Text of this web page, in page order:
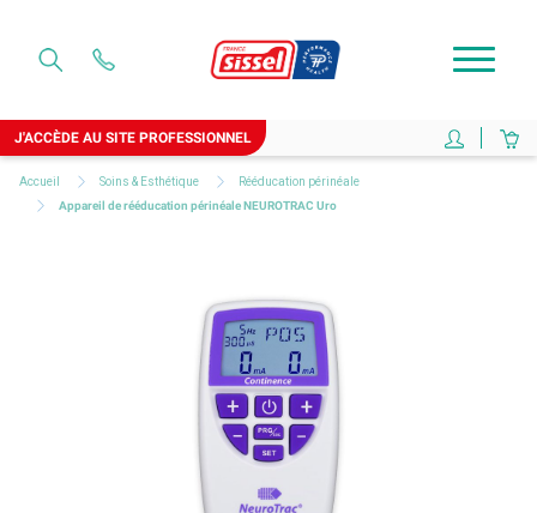
J'ACCÈDE AU SITE PROFESSIONNEL
Accueil Soins & Esthétique
Rééducation périnéale
Appareil de rééducation périnéale NEUROTRAC Uro